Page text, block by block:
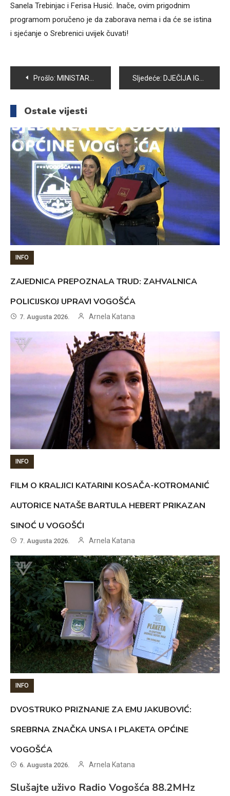
Sanela Trebinjac i Ferisa Husić. Inače, ovim prigodnim
programom poručeno je da zaborava nema i da će se istina
i sjećanje o Srebrenici uvijek čuvati!
Navigacija
članaka
Prošlo: MINISTARSTVO PRIVREDE KS ZA OPĆINU VOGOŠĆA: 100.000 KM ZA SANACIJU I IZGRADNJU SAOBRAĆAJNICE U STAROJ INDUSTRIJSKOJ ZONI “PRETIS” A NASTAVLJA SE ULAGANJE U PROJEKAT SANACIJE RIJEČNIH KORITA Sljedeće: DJEČIJA IGRALIŠTA U OPĆINI VOGOŠĆA NAŠLA SE NA METI VANDALA
Ostale vijesti
INFO
ZAJEDNICA PREPOZNALA TRUD: ZAHVALNICA
POLICIJSKOJ UPRAVI VOGOŠĆA
7. Augusta 2026. Arnela Katana
INFO
FILM O KRALJICI KATARINI KOSAČA-KOTROMANIĆ
AUTORICE NATAŠE BARTULA HEBERT PRIKAZAN
SINOĆ U VOGOŠĆI
7. Augusta 2026. Arnela Katana
INFO
DVOSTRUKO PRIZNANJE ZA EMU JAKUBOVIĆ:
SREBRNA ZNAČKA UNSA I PLAKETA OPĆINE
VOGOŠĆA
6. Augusta 2026. Arnela Katana
Slušajte uživo Radio Vogošća 88.2MHz